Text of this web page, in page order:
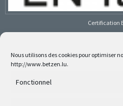
Nous utilisons des cookies pour optimiser
http://www.betzen.lu.
Fonctionnel
Certification
Follow us on social media